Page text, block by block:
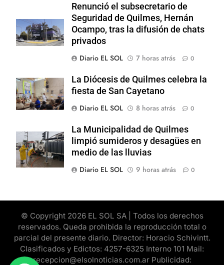
Renunció el subsecretario de
Seguridad de Quilmes, Hernán
Ocampo, tras la difusión de chats
privados
Diario EL SOL
7 horas atrás 0
La Diócesis de Quilmes celebra la
fiesta de San Cayetano
Diario EL SOL
8 horas atrás 0
La Municipalidad de Quilmes
limpió sumideros y desagües en
medio de las lluvias
Diario EL SOL
9 horas atrás 0
© Copyright 2026 EL SOL SA | Todos los derechos
reservados. Queda prohibida la reproducción total o
parcial del presente diario. Director: Horacio Schivintt.
Clasificados y Edictos: 4257-6325 Interno 101 Mail:
recepcion@elsolnoticias.com.ar Publicidad: